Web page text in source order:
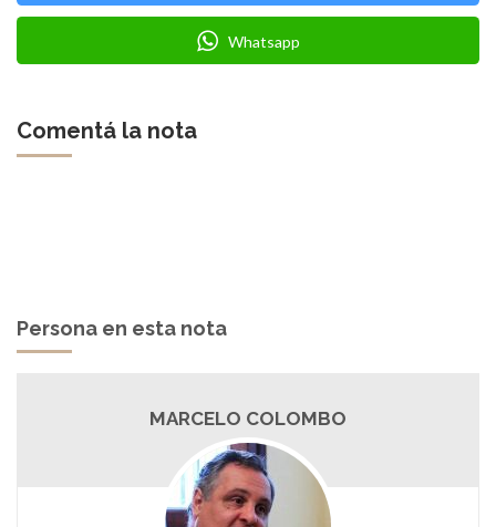
Whatsapp
Comentá la nota
Persona en esta nota
MARCELO COLOMBO